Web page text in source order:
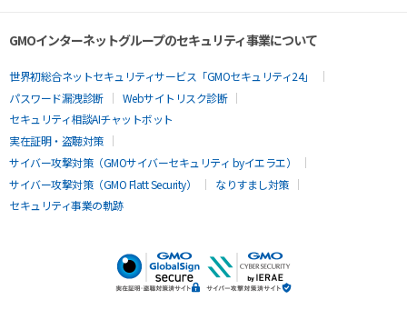
GMOインターネットグループのセキュリティ事業について
世界初総合ネットセキュリティサービス「GMOセキュリティ24」
パスワード漏洩診断
Webサイトリスク診断
セキュリティ相談AIチャットボット
実在証明・盗聴対策
サイバー攻撃対策（GMOサイバーセキュリティ byイエラエ）
サイバー攻撃対策（GMO Flatt Security）
なりすまし対策
セキュリティ事業の軌跡